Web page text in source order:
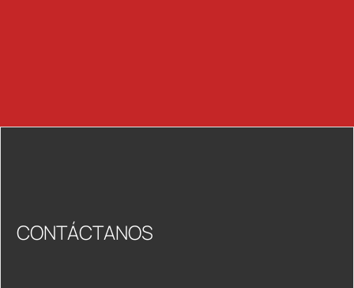
CONTÁCTANOS